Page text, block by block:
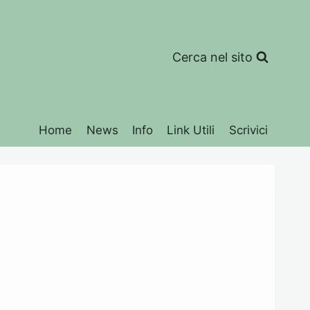
Cerca nel sito
Home News Info Link Utili Scrivici